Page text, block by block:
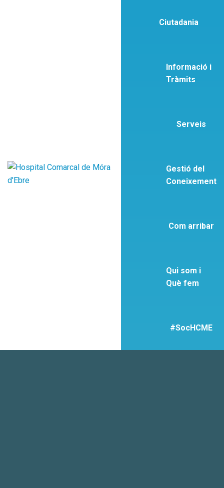
Ciutadania
Informació i
Tràmits
Serveis
Gestió del
Coneixement
Com arribar
Qui som i
Què fem
#SocHCME